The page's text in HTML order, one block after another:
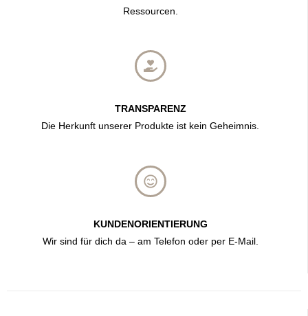
Ressourcen.
TRANSPARENZ
Die Herkunft unserer Produkte ist kein Geheimnis.
KUNDENORIENTIERUNG
Wir sind für dich da – am Telefon oder per E-Mail.